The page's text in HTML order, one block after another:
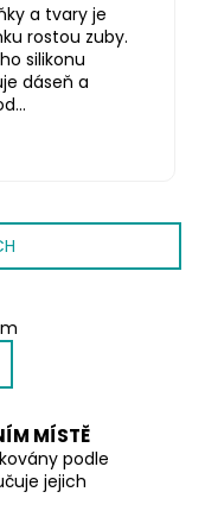
a tvary je
rostou zuby.
silikonu
dáseň a
MÍSTĚ
podle
jejich